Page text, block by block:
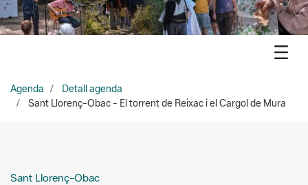
Agenda
Detall agenda
Sant Llorenç-Obac - El torrent de Reixac i el Cargol de Mura
Sant Llorenç-Obac